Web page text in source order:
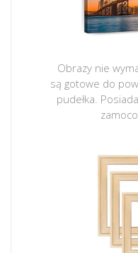
Obrazy nie
są gotowe do
pudełka.